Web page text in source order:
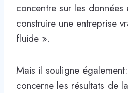
concentre sur les
construire une entreprise
fluide ».
Mais il souligne
concerne les résultats de